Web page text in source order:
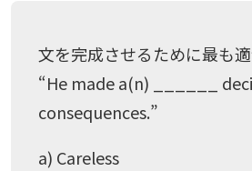
文を完成させるために最も
“He made a(n) ______
consequences.”
a) Careless